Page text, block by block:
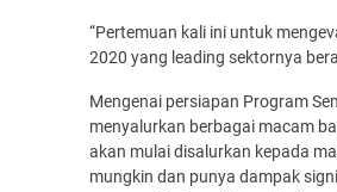
“Pertemuan kali ini untuk
2020 yang leading sektornya
Mengenai persiapan Program
menyalurkan berbagai macam
akan mulai disalurkan kepada
mungkin dan punya dampak